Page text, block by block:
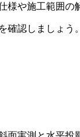
や施工範囲の
確認しましょう。